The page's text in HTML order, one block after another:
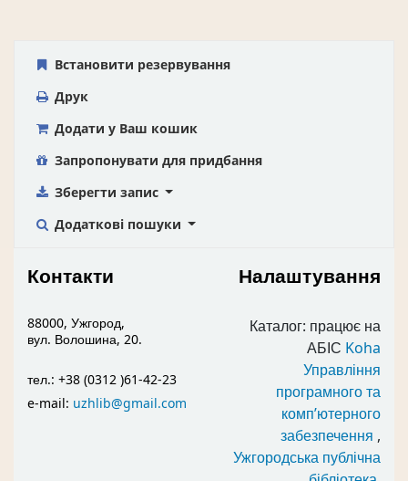
Встановити резервування
Друк
Додати у Ваш кошик
Запропонувати для придбання
Зберегти запис
Додаткові пошуки
Контакти
88000, Ужгород,
вул. Волошина, 20.
тел.: +38 (0312 )61-42-23
e-mail: uzhlib@gmail.com
Налаштування
Каталог: працює на
АБІС Koha
Управління
програмного та
комп’ютерного
забезпечення ,
Ужгородська публічна